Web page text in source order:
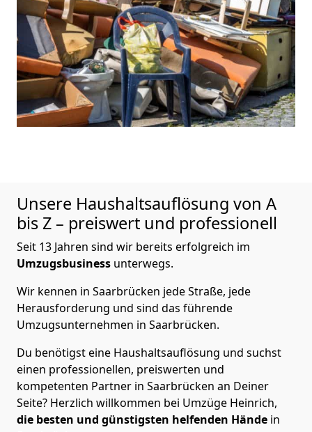
Unsere Haushaltsauflösung von A
bis Z – preiswert und professionell
Seit 13 Jahren sind wir bereits erfolgreich im
Umzugsbusiness unterwegs.
Wir kennen in Saarbrücken jede Straße, jede
Herausforderung und sind das führende
Umzugsunternehmen in Saarbrücken.
Du benötigst eine Haushaltsauflösung und suchst
einen professionellen, preiswerten und
kompetenten Partner in Saarbrücken an Deiner
Seite? Herzlich willkommen bei Umzüge Heinrich,
die besten und günstigsten helfenden Hände in